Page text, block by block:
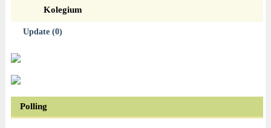
Kolegium
Update (0)
Polling